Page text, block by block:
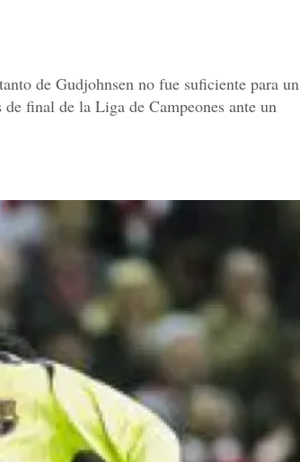
de Gudjohnsen no fue suficiente para un
final de la Liga de Campeones ante un